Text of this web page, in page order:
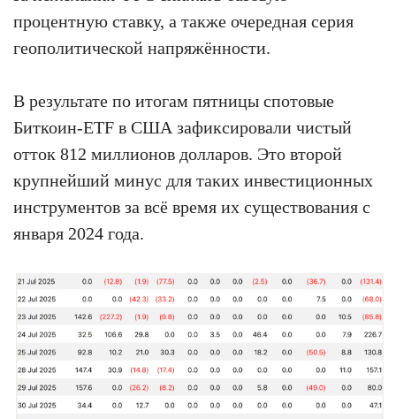
процентную ставку, а также очередная серия
геополитической напряжённости.
В результате по итогам пятницы спотовые
Биткоин-ETF в США зафиксировали чистый
отток 812 миллионов долларов. Это второй
крупнейший минус для таких инвестиционных
инструментов за всё время их существования с
января 2024 года.